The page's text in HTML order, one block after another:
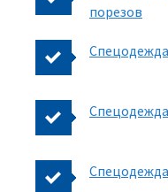
порезов